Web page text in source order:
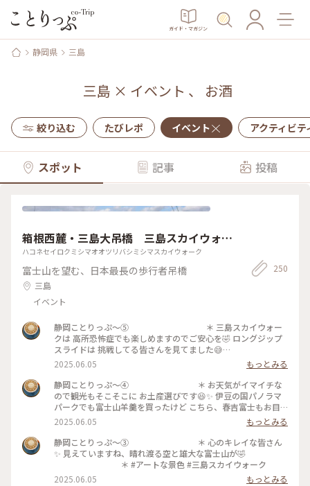
ガイド・マガジン
静岡県 三島
三島 × イベント 、 お酒
絞り込む たびレポ イベント アクティビテ
スポット 記事 投稿
箱根西麓・三島大吊橋 三島スカイウォー
ク
ハコネセイロクミシマオオツリバシミシマスカイウォーク
富士山を望む、日本最長の歩行者吊橋
三島
イベント
250
静岡ことりっぷ〜⑤ ＊ 三島スカイウォー
クは 高所恐怖症でも楽しめますのでご安心を🤣 ロングジップ
スライドは 挑戦してる皆さんを見てました😅
＊ 橋を渡り切った先の『ふろっく-福時
計-』で フクロウ🦉の柔らかな羽🪶に初めて触れました✨
＊ #アートな景色 #三島スカイウォーク #
ふろっく福時計
2025.06.05
もっとみる
静岡ことりっぷ〜④ ＊ お天気がイマイチな
ので観光もそこそこに お土産選びです😆✨ 伊豆の国パノラマ
パークでも富士山羊羹を買ったけど こちら、春吉富士もお目
当ての羊羹でした✨ ＊ #アートな景色 #三島
スカイウォーク #春吉富士
2025.06.05
もっとみる
静岡ことりっぷ〜③ ＊ 心のキレイな皆さん
✨ 見えていますね、晴れ渡る空と雄大な富士山が🤣
＊ #アートな景色 #三島スカイウォーク
2025.06.05
もっとみる